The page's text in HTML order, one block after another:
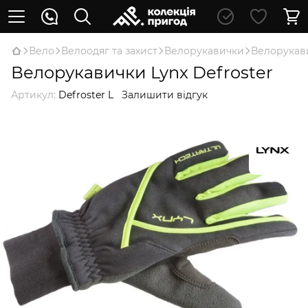
Вело Велоодяг та захист Велорукавички
Велорукавички Lynx Defroster
Артикул: Defroster L Залишити відгук